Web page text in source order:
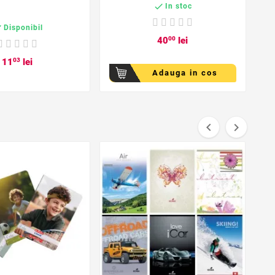
Disponibil
1103 lei
 In stoc
4000 lei
Adauga in cos
 